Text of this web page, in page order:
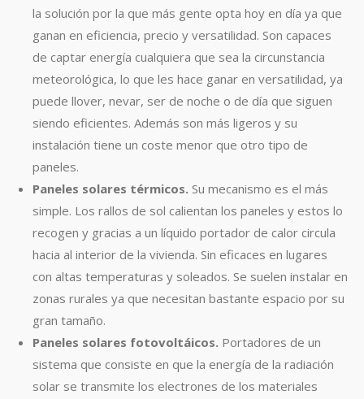
la solución por la que más gente opta hoy en día ya que
ganan en eficiencia, precio y versatilidad. Son capaces
de captar energía cualquiera que sea la circunstancia
meteorológica, lo que les hace ganar en versatilidad, ya
puede llover, nevar, ser de noche o de día que siguen
siendo eficientes. Además son más ligeros y su
instalación tiene un coste menor que otro tipo de
paneles.
Paneles solares térmicos. Su mecanismo es el más
simple. Los rallos de sol calientan los paneles y estos lo
recogen y gracias a un líquido portador de calor circula
hacia al interior de la vivienda. Sin eficaces en lugares
con altas temperaturas y soleados. Se suelen instalar en
zonas rurales ya que necesitan bastante espacio por su
gran tamaño.
Paneles solares fotovoltáicos. Portadores de un
sistema que consiste en que la energía de la radiación
solar se transmite los electrones de los materiales